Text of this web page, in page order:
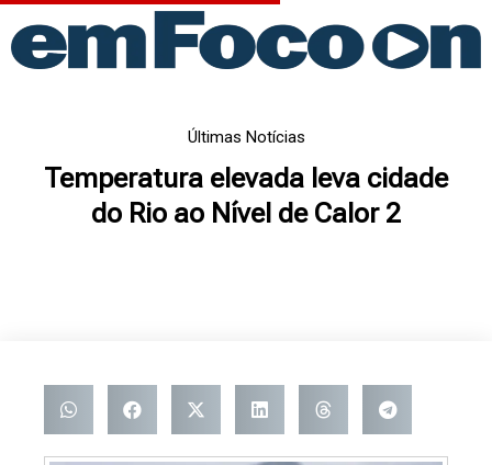
para
Últimas Notícias
Temperatura elevada leva cidade
do Rio ao Nível de Calor 2